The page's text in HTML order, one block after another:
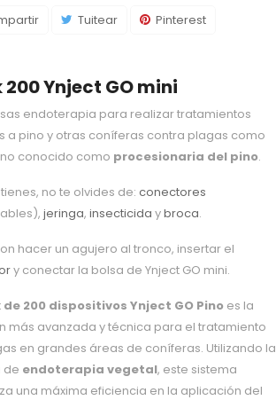
Tuitear Pinterest
200 Ynject GO mini
endoterapia para realizar tratamientos
a pino y otras coníferas contra plagas como
conocido como procesionaria del pino.
tienes, no te olvides de: conectores
jeringa, insecticida ybroca.
hacer un agujero al tronco, insertar el
y conectar la bolsa de Ynject GO mini.
de 200 dispositivos Ynject GO Pinoes la
más avanzada y técnica para el tratamiento
en grandes áreas de coníferas. Utilizando la
de endoterapia vegetal, este sistema
una máxima eficiencia en la aplicación del